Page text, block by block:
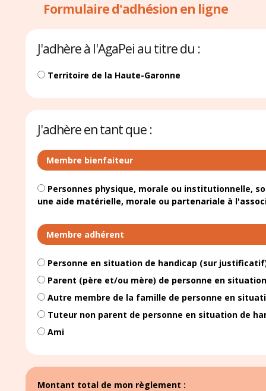
Formulaire d'adhésion en ligne
J'adhère à l'AgaPei au titre du :
Territoire de la Haute-Garonne
J'adhère en tant que :
Membre bienfaiteur
Personnes physique, morale ou institutionnelle,
une aide matérielle, morale ou partenariale à
Membre adhérent
Personne en situation de handicap (sur
Parent (père et/ou mère) de personne en
Autre membre de la famille de personne en
Tuteur non parent de personne en situation de
Ami
Montant total de mon règlement :